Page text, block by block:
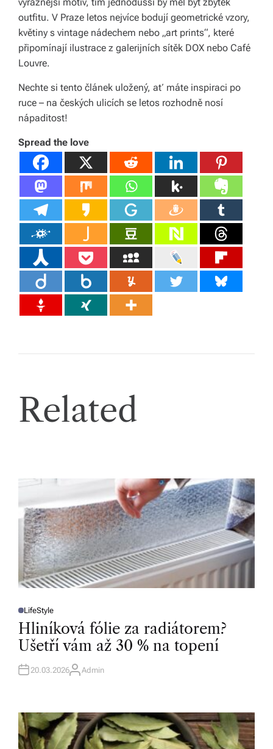
výraznější motiv, tím jednodušší by měl být zbytek
outfitu. V Praze letos nejvíce bodují geometrické vzory,
květiny s vintage nádechem nebo „art prints“, které
připomínají ilustrace z galerijních sítěk DOX nebo Café
Louvre.
Nechte si tento článek uložený, ať máte inspiraci po
ruce – na českých ulicích se letos rozhodně nosí
nápaditost!
Spread the love
Related
P
O
T
D
N
LifeStyle
Hliníková fólie za radiátorem?
Ušetří vám až 30 % na topení
20.03.2026A
R
Admin